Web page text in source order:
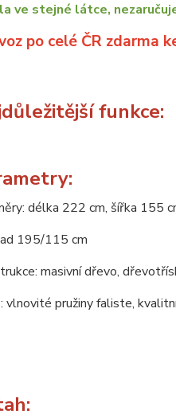
ve stejné látce,
po celé ČR zdarma
funkce:
délka 222 cm, šířka 155
195/115 cm
masivní dřevo,
vlnovité pružiny faliste,